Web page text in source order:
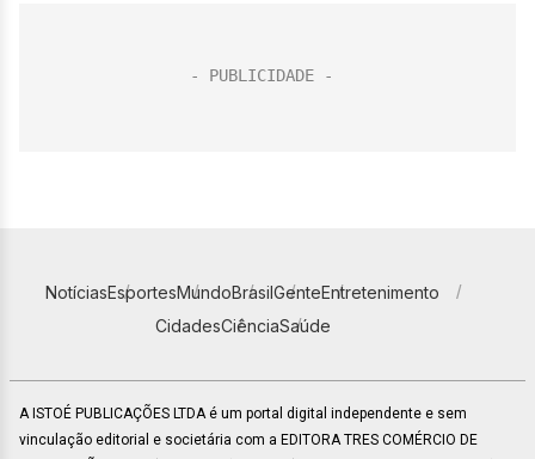
NotíciasEsportesMundoBrasilGenteEntretenimento
CidadesCiênciaSaúde
A ISTOÉ PUBLICAÇÕES LTDA é um portal digital independente e sem
vinculação editorial e societária com a EDITORA TRES COMÉRCIO DE